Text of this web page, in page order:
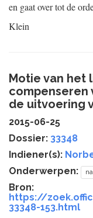
en gaat over tot de
Klein
Motie van het
compenseren
de uitvoering
2015-06-25
Dossier: 33348
Indiener(s):
Onderwerpen:
Bron:
https://
33348-153.html